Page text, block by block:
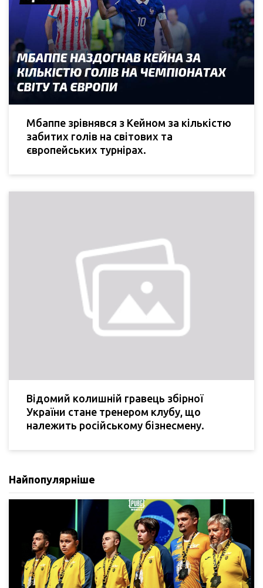
Мбаппе зрівнявся з Кейном за кількістю
забитих голів на світових та
європейських турнірах.
Відомий колишній гравець збірної
України стане тренером клубу, що
належить російському бізнесмену.
Найпопулярніше